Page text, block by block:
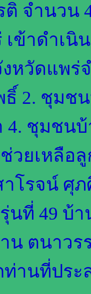
ติ จำนวน
ข้าดำเนิ
งหวัดแพร่
2. ชุมช
4. ชุมชน
วยเหลือ
โรจน์ ศุ
นที่ 49 บ้
น ตนาว
านที่ปร